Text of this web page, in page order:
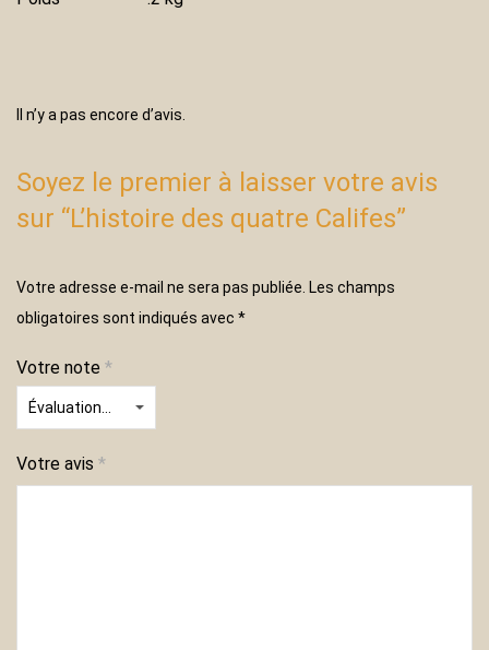
Il n’y a pas encore d’avis.
Soyez le premier à laisser votre avis
sur “L’histoire des quatre Califes”
Votre adresse e-mail ne sera pas publiée. Les champs
obligatoires sont indiqués avec *
Votre note *
Votre avis *